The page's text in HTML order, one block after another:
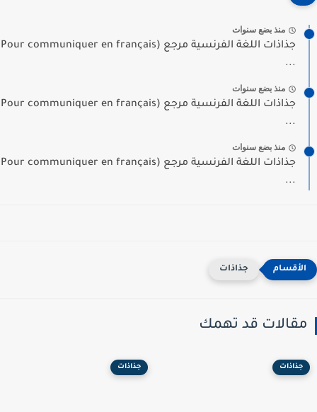
منذ بضع سنوات
جذاذات اللغة الفرنسية مرجع (Pour communiquer en français
...
منذ بضع سنوات
جذاذات اللغة الفرنسية مرجع (Pour communiquer en français
...
منذ بضع سنوات
جذاذات اللغة الفرنسية مرجع (Pour communiquer en français
...
جذاذات
مقالات قد تهمك
جذاذات جذاذات